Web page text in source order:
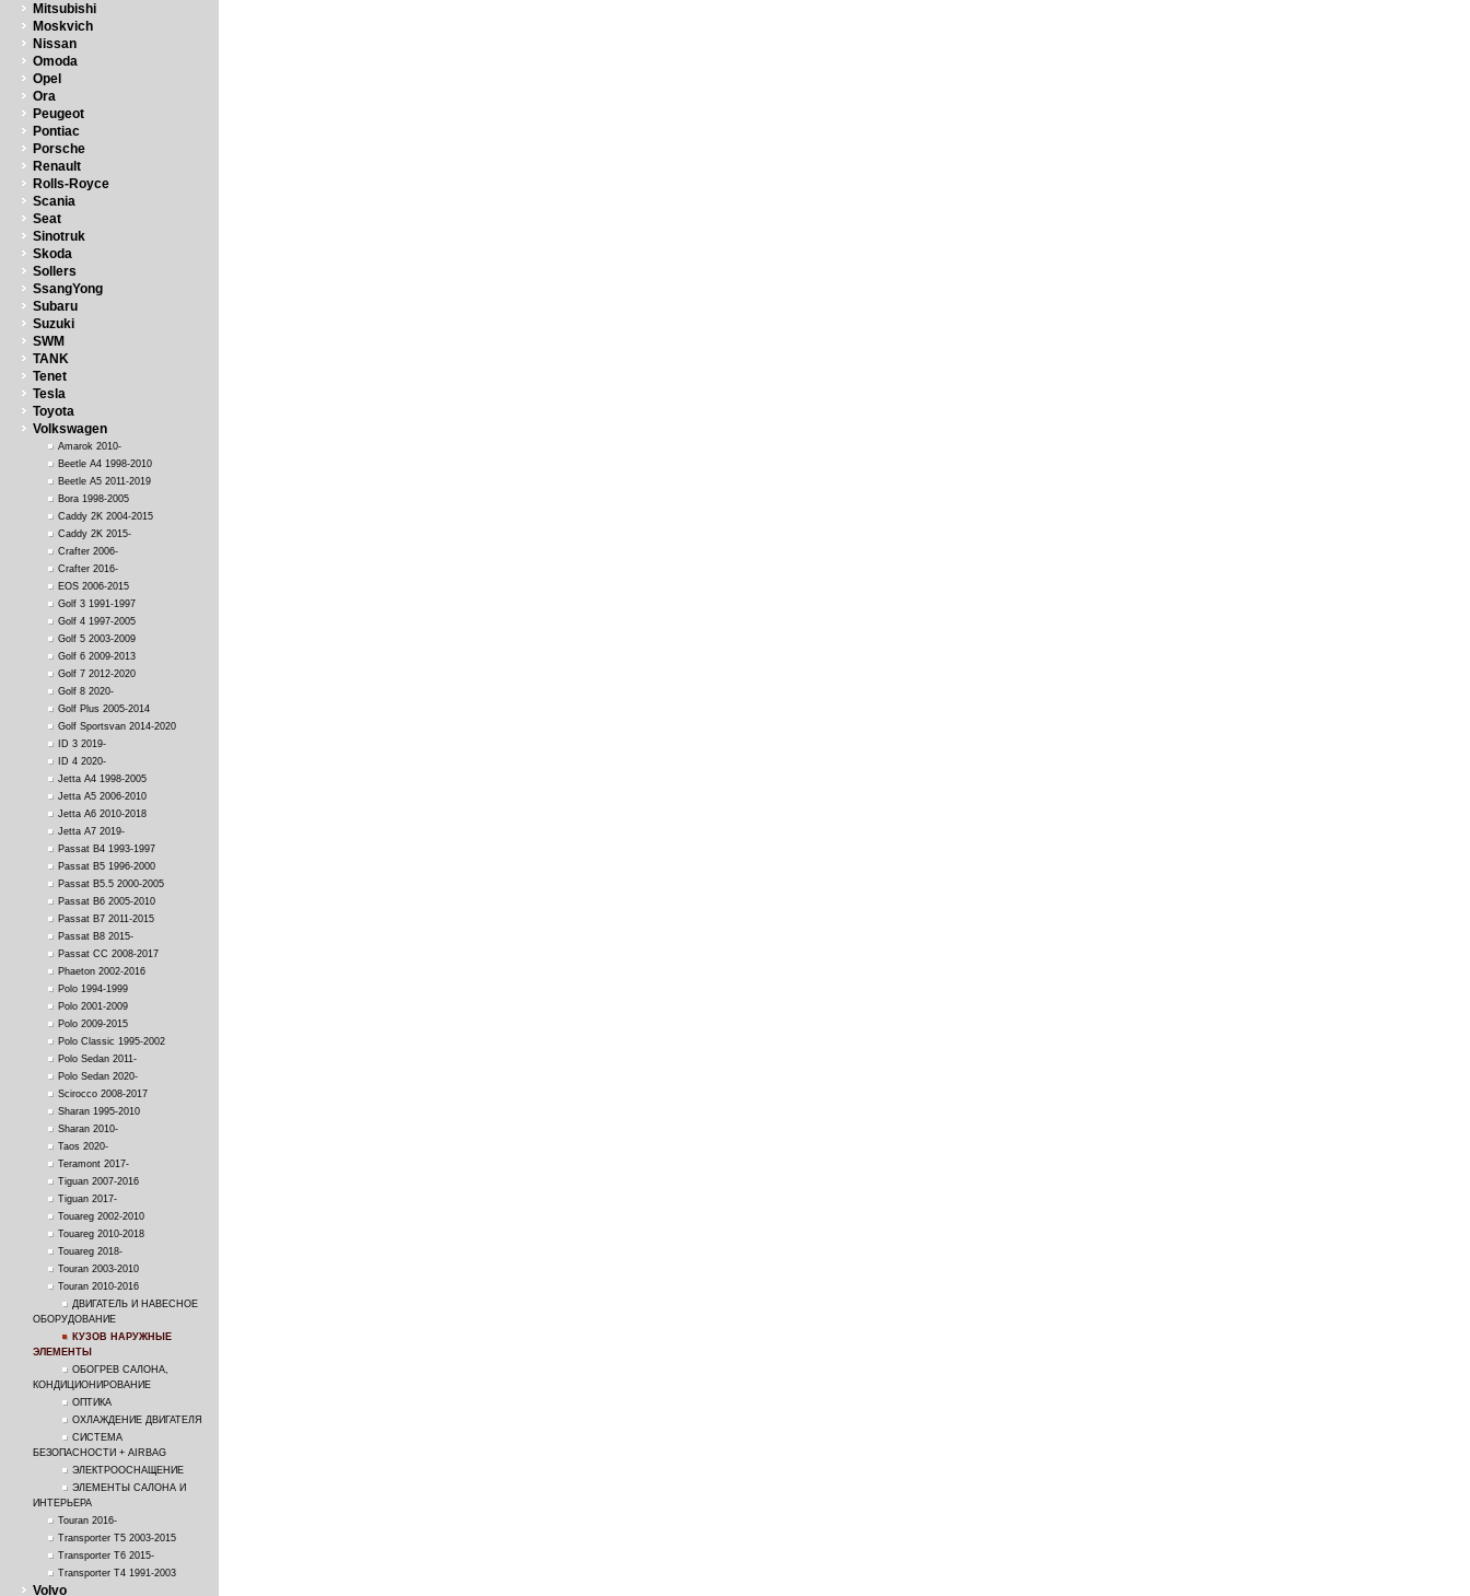
Mitsubishi
Moskvich
Nissan
Omoda
Opel
Ora
Peugeot
Pontiac
Porsche
Renault
Rolls-Royce
Scania
Seat
Sinotruk
Skoda
Sollers
SsangYong
Subaru
Suzuki
SWM
TANK
Tenet
Tesla
Toyota
Volkswagen
Amarok 2010-
Beetle A4 1998-2010
Beetle A5 2011-2019
Bora 1998-2005
Caddy 2K 2004-2015
Caddy 2K 2015-
Crafter 2006-
Crafter 2016-
EOS 2006-2015
Golf 3 1991-1997
Golf 4 1997-2005
Golf 5 2003-2009
Golf 6 2009-2013
Golf 7 2012-2020
Golf 8 2020-
Golf Plus 2005-2014
Golf Sportsvan 2014-2020
ID 3 2019-
ID 4 2020-
Jetta A4 1998-2005
Jetta A5 2006-2010
Jetta A6 2010-2018
Jetta A7 2019-
Passat B4 1993-1997
Passat B5 1996-2000
Passat B5.5 2000-2005
Passat B6 2005-2010
Passat B7 2011-2015
Passat B8 2015-
Passat CC 2008-2017
Phaeton 2002-2016
Polo 1994-1999
Polo 2001-2009
Polo 2009-2015
Polo Classic 1995-2002
Polo Sedan 2011-
Polo Sedan 2020-
Scirocco 2008-2017
Sharan 1995-2010
Sharan 2010-
Taos 2020-
Teramont 2017-
Tiguan 2007-2016
Tiguan 2017-
Touareg 2002-2010
Touareg 2010-2018
Touareg 2018-
Touran 2003-2010
Touran 2010-2016
ДВИГАТЕЛЬ И НАВЕСНОЕ
ОБОРУДОВАНИЕ
КУЗОВ НАРУЖНЫЕ
ЭЛЕМЕНТЫ
ОБОГРЕВ САЛОНА,
КОНДИЦИОНИРОВАНИЕ
ОПТИКА
ОХЛАЖДЕНИЕ ДВИГАТЕЛЯ
СИСТЕМА
БЕЗОПАСНОСТИ + AIRBAG
ЭЛЕКТРООСНАЩЕНИЕ
ЭЛЕМЕНТЫ САЛОНА И
ИНТЕРЬЕРА
Touran 2016-
Transporter T5 2003-2015
Transporter T6 2015-
Transporter Т4 1991-2003
Volvo